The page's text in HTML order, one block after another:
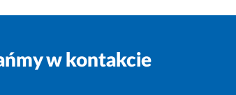
w kontakcie